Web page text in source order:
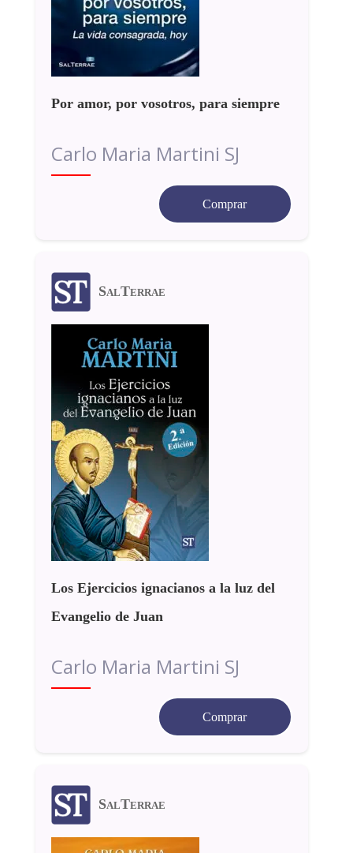
Por amor, por vosotros, para siempre
Carlo Maria Martini SJ
Comprar
SalTerrae
Los Ejercicios ignacianos a la luz del
Evangelio de Juan
Carlo Maria Martini SJ
Comprar
SalTerrae